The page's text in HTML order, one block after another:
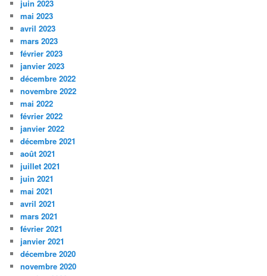
juin 2023
mai 2023
avril 2023
mars 2023
février 2023
janvier 2023
décembre 2022
novembre 2022
mai 2022
février 2022
janvier 2022
décembre 2021
août 2021
juillet 2021
juin 2021
mai 2021
avril 2021
mars 2021
février 2021
janvier 2021
décembre 2020
novembre 2020